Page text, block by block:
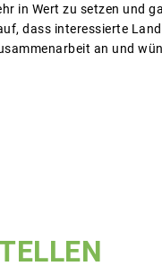
in Wert zu setzen und
dass interessierte
an und